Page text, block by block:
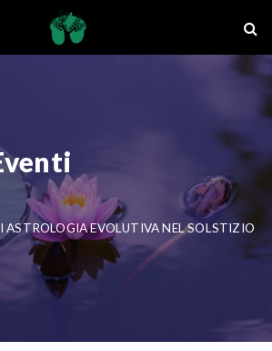
ASTROLOGIA EVOLUTIVA NEL SOLSTIZIO